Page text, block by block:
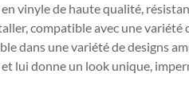
vinyle de haute qualité,
compatible avec une variété
dans une variété de designs
lui donne un look unique,